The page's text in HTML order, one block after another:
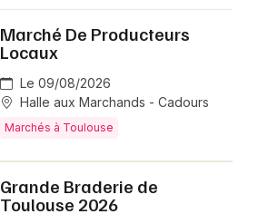
Marché De Producteurs
Locaux
Le 09/08/2026
Halle aux Marchands - Cadours
Marchés à Toulouse
Grande Braderie de
Toulouse 2026